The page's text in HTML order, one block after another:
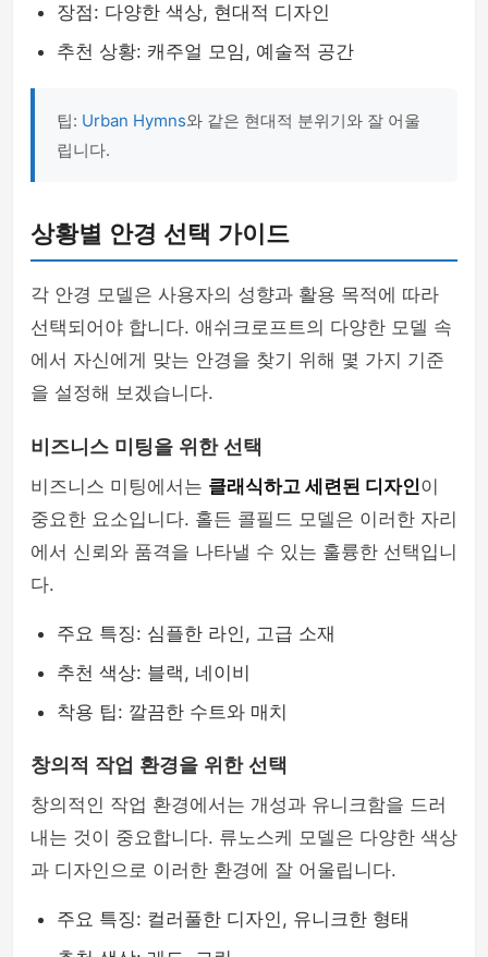
장점: 다양한 색상, 현대적 디자인
추천 상황: 캐주얼 모임, 예술적 공간
팁: Urban Hymns와 같은 현대적 분위기와 잘 어울
립니다.
상황별 안경 선택 가이드
각 안경 모델은 사용자의 성향과 활용 목적에 따라
선택되어야 합니다. 애쉬크로프트의 다양한 모델 속
에서 자신에게 맞는 안경을 찾기 위해 몇 가지 기준
을 설정해 보겠습니다.
비즈니스 미팅을 위한 선택
비즈니스 미팅에서는 클래식하고 세련된 디자인이
중요한 요소입니다. 홀든 콜필드 모델은 이러한 자리
에서 신뢰와 품격을 나타낼 수 있는 훌륭한 선택입니
다.
주요 특징: 심플한 라인, 고급 소재
추천 색상: 블랙, 네이비
착용 팁: 깔끔한 수트와 매치
창의적 작업 환경을 위한 선택
창의적인 작업 환경에서는 개성과 유니크함을 드러
내는 것이 중요합니다. 류노스케 모델은 다양한 색상
과 디자인으로 이러한 환경에 잘 어울립니다.
주요 특징: 컬러풀한 디자인, 유니크한 형태